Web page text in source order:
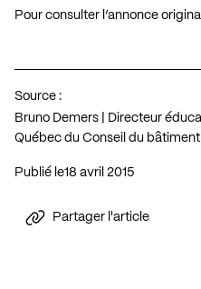
Pour consulter l’annonce
Source :
Bruno Demers | Directeur
Québec du Conseil du
Publié le 18 avril 2015
Partager l'article